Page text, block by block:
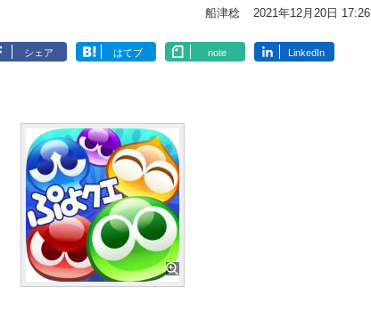
船津稔 2021年12月20日 17:26
シェア はてブ note LinkedIn